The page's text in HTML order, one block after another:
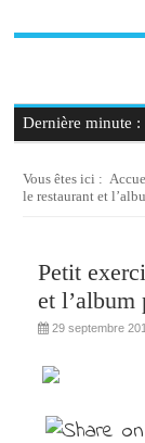
Dernière minute :
Vous êtes ici :
le restaurant et
Petit
et l’album
29 septembre